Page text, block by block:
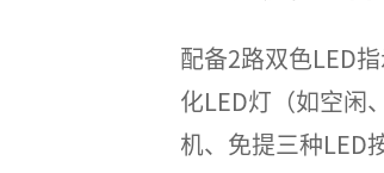
配备2路双色LED
化LED灯（如空闲
机、免提三种LED